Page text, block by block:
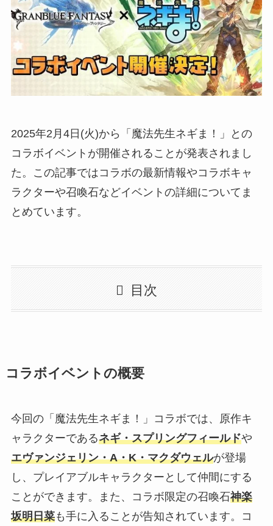
2025年2月4日(火)から「魔法先生ネギま！」との
コラボイベントが開催されることが発表されまし
た。この記事ではコラボの最新情報やコラボキャ
ラクターや召喚石などイベントの詳細についてま
とめています。
目次
コラボイベントの概要
今回の「魔法先生ネギま！」コラボでは、原作キ
ャラクターであるネギ・スプリングフィールドや
エヴァンジェリン・A・K・マクダウェルが登場
し、プレイアブルキャラクターとして仲間にする
ことができます。また、コラボ限定の召喚石神楽
坂明日菜も手に入ることが告知されています。コ